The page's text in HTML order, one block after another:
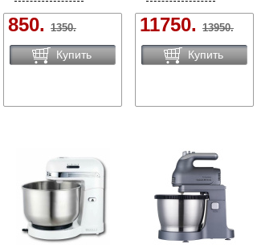
850. 1350.
Купить
11750. 13950.
Купить